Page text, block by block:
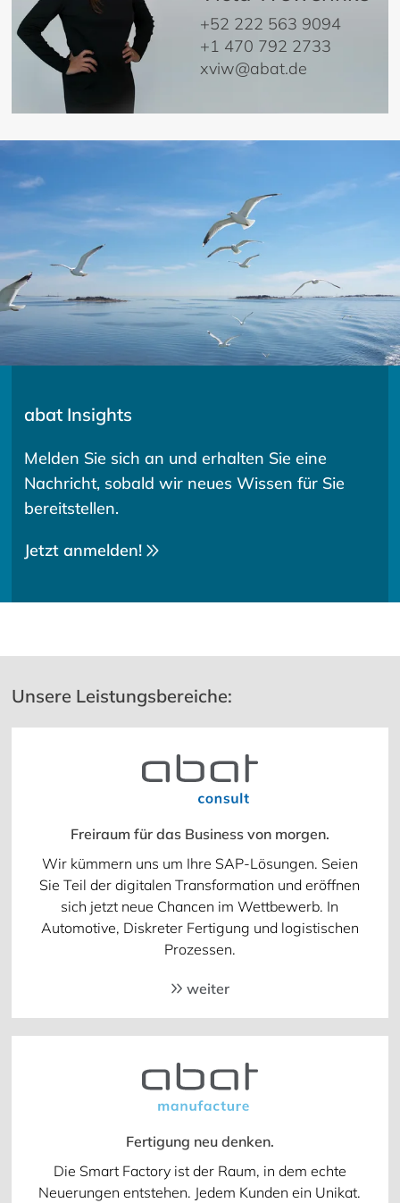
+52 222 563 9094
+1 470 792 2733
xviw@abat.de
abat Insights
Melden Sie sich an und erhalten Sie eine
Nachricht, sobald wir neues Wissen für Sie
bereitstellen.
Jetzt anmelden!
Unsere Leistungsbereiche:
Freiraum für das Business von morgen.
Wir kümmern uns um Ihre SAP-Lösungen. Seien
Sie Teil der digitalen Transformation und eröffnen
sich jetzt neue Chancen im Wettbewerb. In
Automotive, Diskreter Fertigung und logistischen
Prozessen.
weiter
Fertigung neu denken.
Die Smart Factory ist der Raum, in dem echte
Neuerungen entstehen. Jedem Kunden ein Unikat.